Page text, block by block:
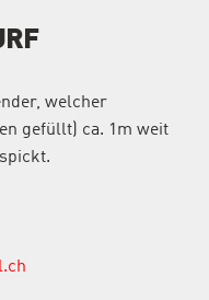
welcher
gefüllt) ca. 1m weit